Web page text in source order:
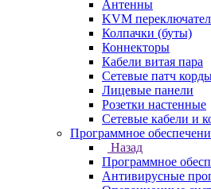
Антенны
KVM
Колпачки (буты)
Коннекторы
Кабели витая пара
Сетевые патч
Лицевые панели
Розетки настенные
Сетевые кабели и
Программное
Назад
Программное
Антивирусные